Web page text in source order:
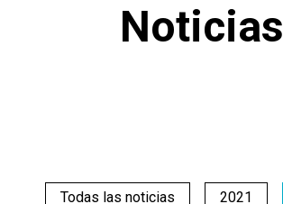
Noticias
Todas las noticias 2021